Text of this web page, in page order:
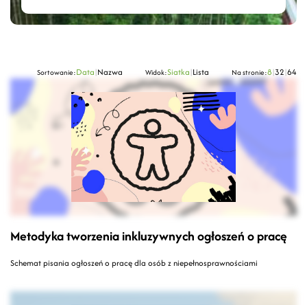
Sortowanie:Data|Nazwa Widok:Siatka|Lista Na stronie:8|32|64
Metodyka tworzenia inkluzywnych ogłoszeń o pracę
Schemat pisania ogłoszeń o pracę dla osób z niepełnosprawnościami